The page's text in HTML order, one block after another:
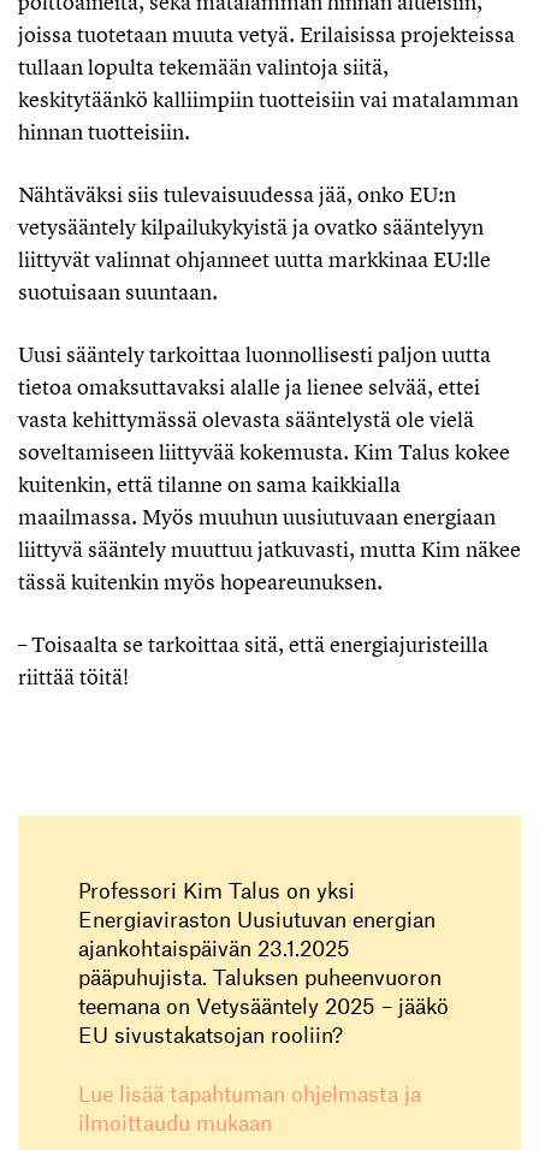
joissa tuotetaan muuta vetyä. Erilaisissa projekteissa
tullaan lopulta tekemään valintoja siitä,
keskitytäänkö kalliimpiin tuotteisiin vai matalamman
hinnan tuotteisiin.
Nähtäväksi siis tulevaisuudessa jää, onko EU:n
vetysääntely kilpailukykyistä ja ovatko sääntelyyn
liittyvät valinnat ohjanneet uutta markkinaa EU:lle
suotuisaan suuntaan.
Uusi sääntely tarkoittaa luonnollisesti paljon uutta
tietoa omaksuttavaksi alalle ja lienee selvää, ettei
vasta kehittymässä olevasta sääntelystä ole vielä
soveltamiseen liittyvää kokemusta. Kim Talus kokee
kuitenkin, että tilanne on sama kaikkialla
maailmassa. Myös muuhun uusiutuvaan energiaan
liittyvä sääntely muuttuu jatkuvasti, mutta Kim näkee
tässä kuitenkin myös hopeareunuksen.
– Toisaalta se tarkoittaa sitä, että energiajuristeilla
riittää töitä!
Professori Kim Talus on yksi
Energiaviraston Uusiutuvan energian
ajankohtaispäivän 23.1.2025
pääpuhujista. Taluksen puheenvuoron
teemana on Vetysääntely 2025 – jääkö
EU sivustakatsojan rooliin?
Lue lisää tapahtuman ohjelmasta ja
ilmoittaudu mukaan